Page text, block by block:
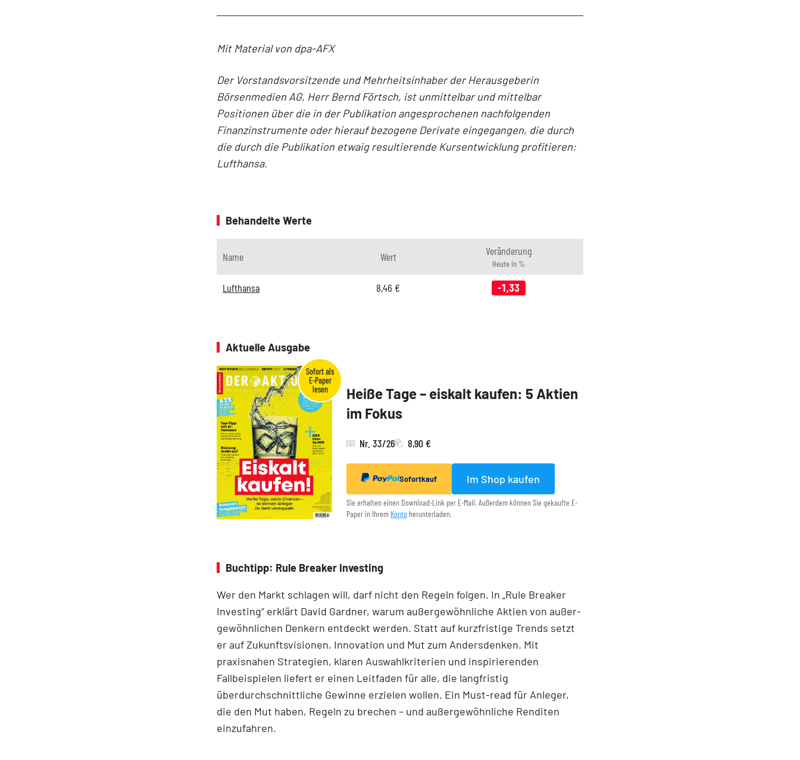
Mit Material von dpa-AFX
Der Vorstandsvorsitzende und Mehrheitsinhaber der Herausgeberin
Börsenmedien AG, Herr Bernd Förtsch, ist unmittelbar und mittelbar
Positionen über die in der Publikation angesprochenen nachfolgenden
Finanzinstrumente oder hierauf bezogene Derivate eingegangen, die durch
die durch die Publikation etwaig resultierende Kursentwicklung profitieren:
Lufthansa.
Behandelte Werte
Name Wert Veränderung
Heute in %
Lufthansa 8,46 € -1,33
Aktuelle Ausgabe
Heiße Tage – eiskalt kaufen: 5 Aktien
im Fokus
Nr. 33/26 8,90 €
Sofortkauf Im Shop kaufen
Sie erhalten einen Download-Link per E-Mail. Außerdem können Sie gekaufte E-
Paper in Ihrem Konto herunterladen.
Buchtipp: Rule Breaker Investing
Wer den Markt schlagen will, darf nicht den Regeln folgen. In „Rule Breaker
Investing“ erklärt David Gardner, warum außergewöhnliche Aktien von außer­
gewöhnlichen Denkern entdeckt werden. Statt auf kurzfristige Trends setzt
er auf Zukunftsvisionen, Innovation und Mut zum Andersdenken. Mit
praxisnahen Strategien, klaren Auswahlkriterien und inspirierenden
Fallbeispielen liefert er einen Leit­faden für alle, die langfristig
überdurchschnittliche Gewinne erzielen wollen. Ein Must-read für Anleger,
die den Mut haben, Regeln zu brechen – und außergewöhnliche Renditen
einzufahren.